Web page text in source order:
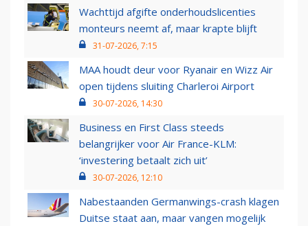
Wachttijd afgifte onderhoudslicenties
monteurs neemt af, maar krapte blijft
31-07-2026, 7:15
MAA houdt deur voor Ryanair en Wizz Air
open tijdens sluiting Charleroi Airport
30-07-2026, 14:30
Business en First Class steeds
belangrijker voor Air France-KLM:
‘investering betaalt zich uit’
30-07-2026, 12:10
Nabestaanden Germanwings-crash klagen
Duitse staat aan, maar vangen mogelijk